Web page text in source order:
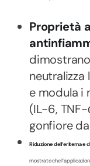
Proprietà
dimostrano
neutralizza
e modula
(IL-6,
gonfiore
Riduzione dell’eritema e
mostrato che